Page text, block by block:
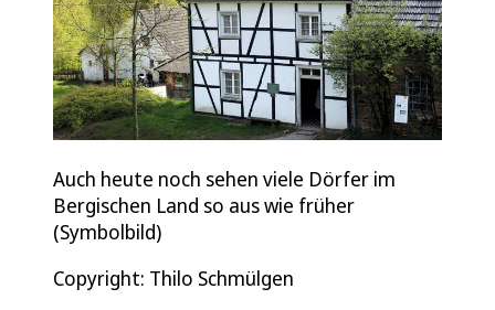
Auch heute noch sehen viele Dörfer im
Bergischen Land so aus wie früher
(Symbolbild)
Copyright: Thilo Schmülgen